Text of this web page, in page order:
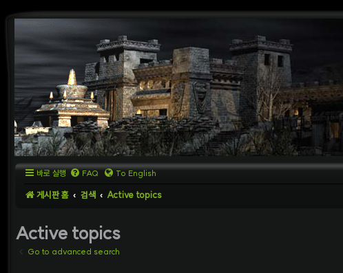
바로 실행 FAQ To English
게시판 홈 검색 Active topics
Active topics
Go to advanced search